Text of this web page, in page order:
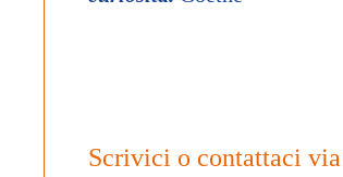
Scrivici o contattaci